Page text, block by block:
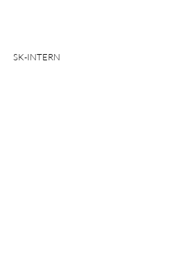
SK-INTERN